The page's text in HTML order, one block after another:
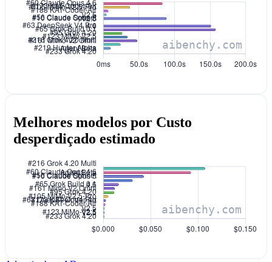
Melhores modelos por Custo
desperdiçado estimado